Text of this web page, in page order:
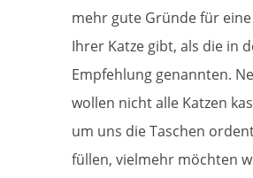
mehr gute Gründe für
Ihrer Katze gibt, als die in
Empfehlung genannten.
wollen nicht alle Katzen
um uns die Taschen
füllen, vielmehr möchten